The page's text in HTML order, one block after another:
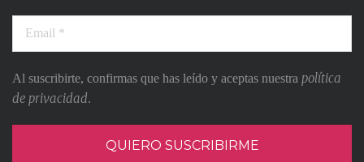
Al suscribirte, confirmas que has leído y aceptas nuestra política
de privacidad.